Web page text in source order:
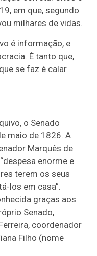
em que, segundo
milhares de vidas.
é informação, e
É tanto que,
se faz é calar
o Senado
maio de 1826. A
Marquês de
enorme e
terem os seus
los em casa”.
graças aos
Senado,
coordenador
Filho (nome